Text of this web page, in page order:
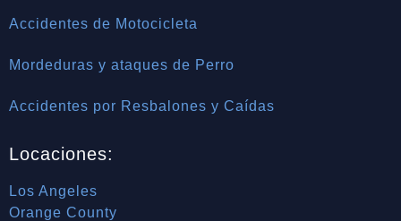
Accidentes de Motocicleta
Mordeduras y ataques de Perro
Accidentes por Resbalones y Caídas
Locaciones:
Los Angeles
Orange County